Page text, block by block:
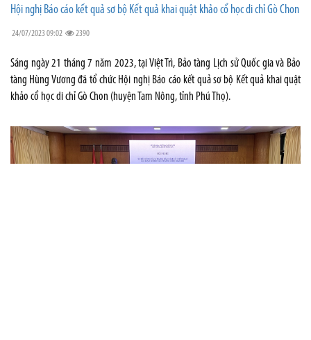
Hội nghị Báo cáo kết quả sơ bộ Kết quả khai quật khảo cổ học di chỉ Gò Chon
24/07/2023 09:02 2390
Sáng ngày 21 tháng 7 năm 2023, tại Việt Trì, Bảo tàng Lịch sử Quốc gia và Bảo
tàng Hùng Vương đã tổ chức Hội nghị Báo cáo kết quả sơ bộ Kết quả khai quật
khảo cổ học di chỉ Gò Chon (huyện Tam Nông, tỉnh Phú Thọ).